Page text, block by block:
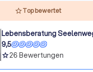
Top bewertet
9,5
grade26 Bewertungen